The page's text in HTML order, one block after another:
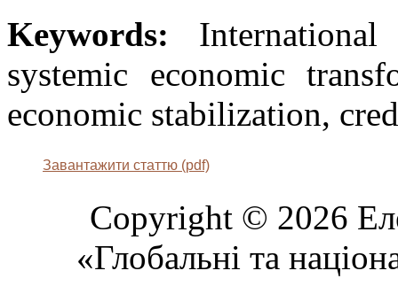
Keywords:
systemic economic
economic stabilization,
Завантажити статтю (pdf)
Copyright © 2026
«Глобальні та